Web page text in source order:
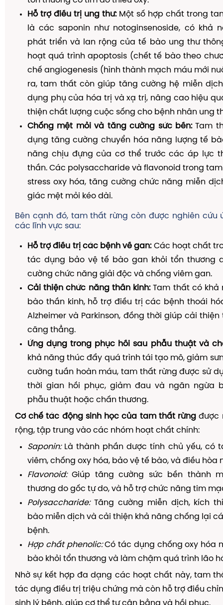
Hỗ trợ điều trị ung thư:Một số hợp chất trong
là các saponin như notoginsenoside, có khả
phát triển và lan rộng của tế bào ung thư
hoạt quá trình apoptosis (chết tế bào theo
chế angiogenesis (hình thành mạch máu mới
ra, tam thất còn giúp tăng cường hệ miễn
dụng phụ của hóa trị và xạ trị, nâng cao hiệu
thiện chất lượng cuộc sống cho bệnh nhân ung
Chống mệt mỏi và tăng cường sức bền:Tam
dụng tăng cường chuyển hóa năng lượng tế
năng chịu đựng của cơ thể trước các áp lực
thần. Các polysaccharide và flavonoid trong
stress oxy hóa, tăng cường chức năng miễn
giác mệt mỏi kéo dài.
Bên cạnh đó, tam thất rừng còn được nghiên cứu
các lĩnh vực sau:
Hỗ trợ điều trị các bệnh về gan:Các hoạt chất
tác dụng bảo vệ tế bào gan khỏi tổn thương
cường chức năng giải độc và chống viêm gan.
Cải thiện chức năng thần kinh:Tam thất có khả
bào thần kinh, hỗ trợ điều trị các bệnh thoái
Alzheimer và Parkinson, đồng thời giúp cải
căng thẳng.
Ứng dụng trong phục hồi sau phẫu thuật và
khả năng thúc đẩy quá trình tái tạo mô, giảm
cường tuần hoàn máu, tam thất rừng được sử
thời gian hồi phục, giảm đau và ngăn ngừa
phẫu thuật hoặc chấn thương.
Cơ chế tác động sinh học của tam thất rừng được
rộng, tập trung vào các nhóm hoạt chất chính:
Saponin:Là thành phần dược tính chủ yếu, có
viêm, chống oxy hóa, bảo vệ tế bào, và điều hòa
Flavonoid:Giúp tăng cường sức bền thành
thương do gốc tự do, và hỗ trợ chức năng tim
Polysaccharide:Tăng cường miễn dịch, kích
bào miễn dịch và cải thiện khả năng chống lại
bệnh.
Hợp chất phenolic:Có tác dụng chống oxy hóa
bào khỏi tổn thương và làm chậm quá trình lão
Nhờ sự kết hợp đa dạng các hoạt chất này, tam
tác dụng điều trị triệu chứng mà còn hỗ trợ điều
sinh lý bệnh, giúp cơ thể tự cân bằng và hồi phục.